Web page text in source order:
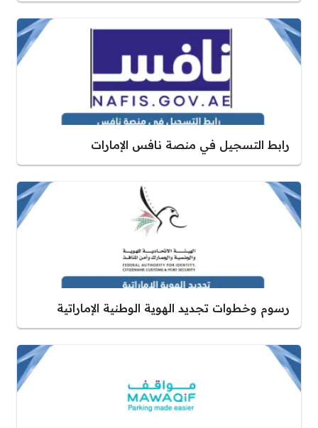
رابط التسجيل في منصة نافس الإمارات
رسوم وخطوات تجديد الهوية الوطنية الإماراتية